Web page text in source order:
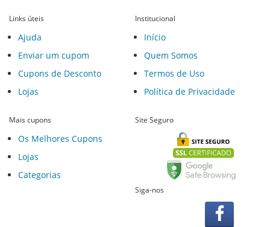
Links úteis
Ajuda
Enviar um cupom
Cupons de Desconto
Lojas
Institucional
Início
Quem Somos
Termos de Uso
Política de Privacidade
Mais cupons
Os Melhores Cupons
Lojas
Categorias
Site Seguro
Siga-nos